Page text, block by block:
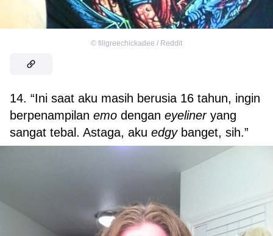
© filigreechickadee / Reddit
14. “Ini saat aku masih berusia 16 tahun, ingin
berpenampilan emo dengan eyeliner yang
sangat tebal. Astaga, aku edgybanget, sih.”